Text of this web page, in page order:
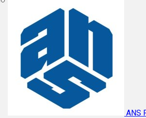
Rütubət: 47%.
ANS